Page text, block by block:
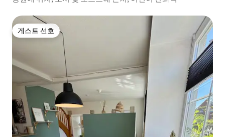
게스트 선호
게스트 선호